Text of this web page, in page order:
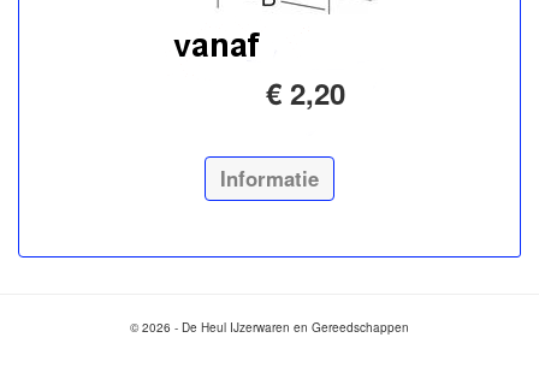
€ 2,20
Informatie
© 2026 - De Heul IJzerwaren en Gereedschappen